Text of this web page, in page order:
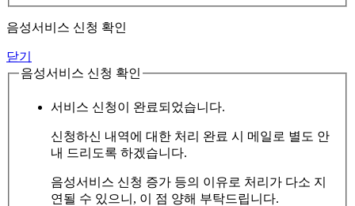
음성서비스 신청 확인
닫기
음성서비스 신청 확인
서비스 신청이 완료되었습니다.
신청하신 내역에 대한 처리 완료 시 메일로 별도 안
내 드리도록 하겠습니다.
음성서비스 신청 증가 등의 이유로 처리가 다소 지
연될 수 있으니, 이 점 양해 부탁드립니다.